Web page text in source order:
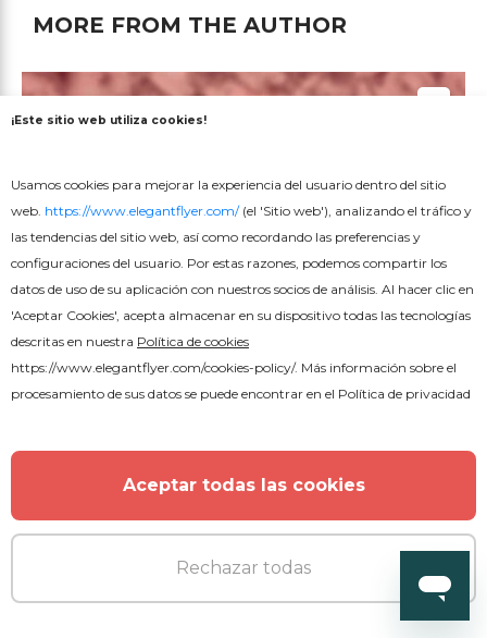
MORE FROM THE AUTHOR
¡Este sitio web utiliza cookies!
Usamos cookies para mejorar la experiencia del usuario dentro del sitio
web. https://www.elegantflyer.com/(el 'Sitio web'), analizando el tráfico y
las tendencias del sitio web, así como recordando las preferencias y
configuraciones del usuario. Por estas razones, podemos compartir los
datos de uso de su aplicación con nuestros socios de análisis. Al hacer clic en
'Aceptar Cookies', acepta almacenar en su dispositivo todas las tecnologías
descritas en nuestra Política de cookies
https://www.elegantflyer.com/cookies-policy/. Más información sobre el
procesamiento de sus datos se puede encontrar en el Política de privacidad
Aceptar todas las cookies
Rechazar todas